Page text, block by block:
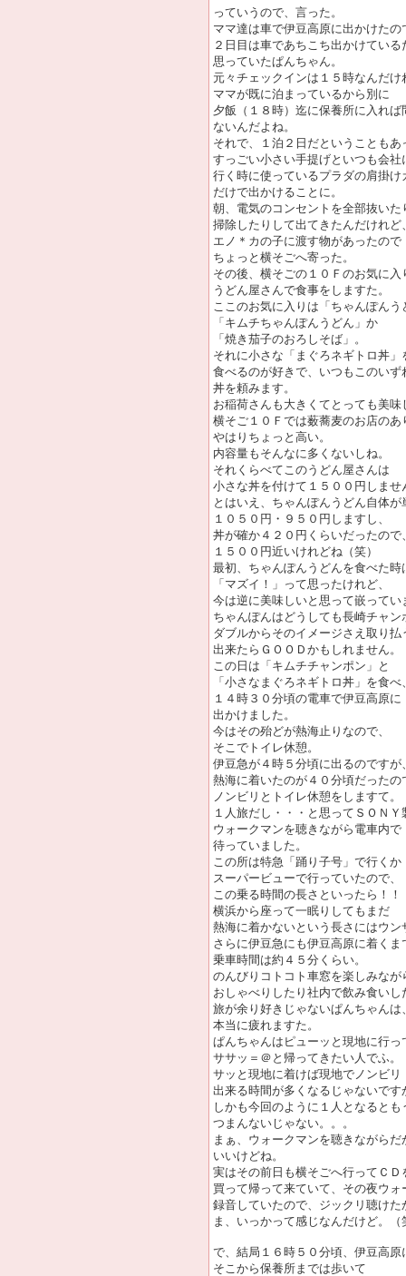
っていうので、言った。
ママ達は車で伊豆高原に出かけたの
２日目は車であちこち出かけている
思っていたぱんちゃん。
元々チェックインは１５時なんだけ
ママが既に泊まっているから別に
夕飯（１８時）迄に保養所に入れば
ないんだよね。
それで、１泊２日だということもあ
すっごい小さい手提げといつも会社
行く時に使っているプラダの肩掛け
だけで出かけることに。
朝、電気のコンセントを全部抜いた
掃除したりして出てきたんだけれど
エノ＊カの子に渡す物があったので
ちょっと横そごへ寄った。
その後、横そごの１０Ｆのお気に入
うどん屋さんで食事をしますた。
ここのお気に入りは「ちゃんぽんう
「キムチちゃんぽんうどん」か
「焼き茄子のおろしそば」。
それに小さな「まぐろネギトロ丼」
食べるのが好きで、いつもこのいず
丼を頼みます。
お稲荷さんも大きくてとっても美味
横そご１０Ｆでは薮蕎麦のお店のあ
やはりちょっと高い。
内容量もそんなに多くないしね。
それくらべてこのうどん屋さんは
小さな丼を付けて１５００円しませ
とはいえ、ちゃんぽんうどん自体が
１０５０円・９５０円しますし、
丼が確か４２０円くらいだったので
１５００円近いけれどね（笑）
最初、ちゃんぽんうどんを食べた時
「マズイ！」って思ったけれど、
今は逆に美味しいと思って嵌ってい
ちゃんぽんはどうしても長崎チャン
ダブルからそのイメージさえ取り払
出来たらＧＯＯＤかもしれません。
この日は「キムチチャンポン」と
「小さなまぐろネギトロ丼」を食べ
１４時３０分頃の電車で伊豆高原に
出かけました。
今はその殆どが熱海止りなので、
そこでトイレ休憩。
伊豆急が４時５分頃に出るのですが
熱海に着いたのが４０分頃だったの
ノンビリとトイレ休憩をしますて。
１人旅だし・・・と思ってＳＯＮＹ
ウォークマンを聴きながら電車内で
待っていました。
この所は特急「踊り子号」で行くか
スーパービューで行っていたので、
この乗る時間の長さといったら！！
横浜から座って一眠りしてもまだ
熱海に着かないという長さにはウン
さらに伊豆急にも伊豆高原に着くま
乗車時間は約４５分くらい。
のんびりコトコト車窓を楽しみなが
おしゃべりしたり社内で飲み食いし
旅が余り好きじゃないぱんちゃんは
本当に疲れますた。
ぱんちゃんはピューッと現地に行っ
ササッ＝＠と帰ってきたい人でふ。
サッと現地に着けば現地でノンビリ
出来る時間が多くなるじゃないです
しかも今回のように１人となるとも
つまんないじゃない。。。
まぁ、ウォークマンを聴きながらだ
いいけどね。
実はその前日も横そごへ行ってＣＤ
買って帰って来ていて、その夜ウォ
録音していたので、ジックリ聴けた
ま、いっかって感じなんだけど。（
で、結局１６時５０分頃、伊豆高原
そこから保養所までは歩いて